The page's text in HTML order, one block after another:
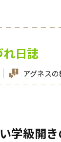
日誌
アグネス
学級開